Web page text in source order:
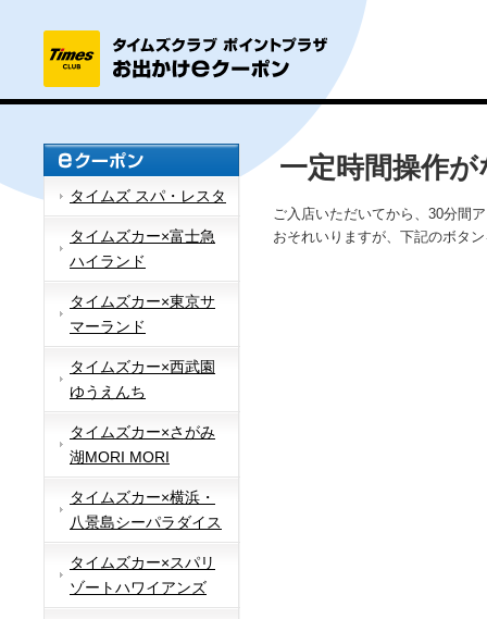
タイムズ スパ・レスタ
タイムズカー×富士急
ハイランド
タイムズカー×東京サ
マーランド
タイムズカー×西武園
ゆうえんち
タイムズカー×さがみ
湖MORI MORI
タイムズカー×横浜・
八景島シーパラダイス
タイムズカー×スパリ
ゾートハワイアンズ
一定時間操作
ご入店いただいてから、30分間
おそれいりますが、下記のボタ